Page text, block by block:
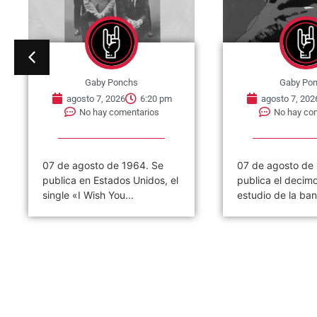
Gaby Ponchs
agosto 7, 2026
6:20 pm
No hay comentarios
07 de agosto de 1964. Se
publica en Estados Unidos, el
single «I Wish You...
Gaby
agosto 7,
No hay
07 de agosto de
publica el
estudio de la